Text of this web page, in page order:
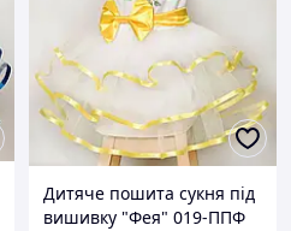
Дитяче пошита сукня під
вишивку "Фея" 019-ППФ